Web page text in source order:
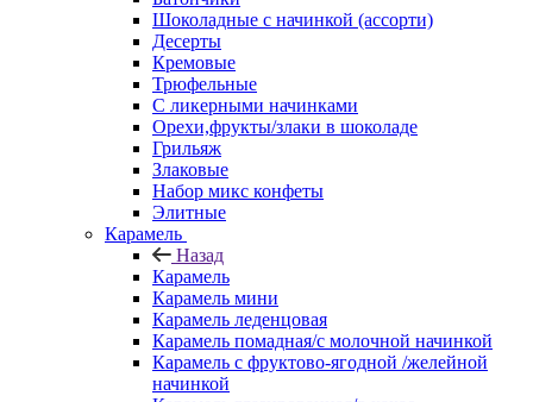
Шоколадные с начинкой (ассорти)
Десерты
Кремовые
Трюфельные
С ликерными начинками
Орехи,фрукты/злаки в шоколаде
Грильяж
Злаковые
Набор микс конфеты
Элитные
Карамель
Назад
Карамель
Карамель мини
Карамель леденцовая
Карамель помадная/с молочной начинкой
Карамель с фруктово-ягодной /желейной
начинкой